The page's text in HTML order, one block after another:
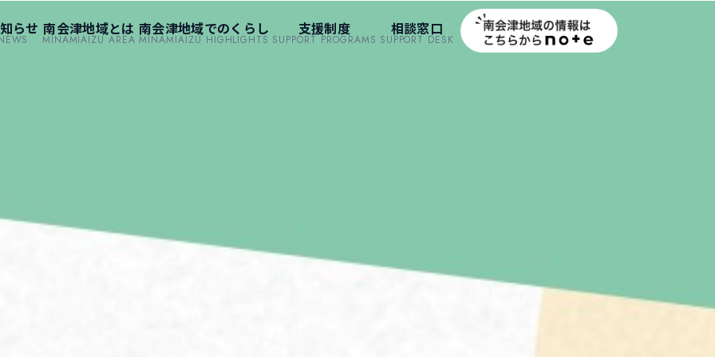
らせ 南会津地域とは
MINAMIAIZU AREA
南会津地域でのくらし
MINAMIAIZU HIGHLIGHTS
支援制度
SUPPORT PROGRAMS
相談窓口
SUPPORT DESK